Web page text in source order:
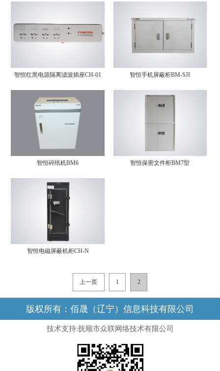
智恒红黑电源隔离滤波插座CH-01 智恒手机屏蔽柜BM-SJI
智恒碎纸机BM6 智恒保密文件柜BM7型
智恒电磁屏蔽机柜CH-N
上一页 1 2
版权所有：佰晟（辽宁）信息科技有限公司
技术支持:抚顺市众联网络技术有限公司